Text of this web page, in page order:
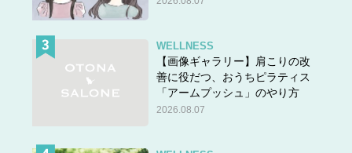
WELLNESS
【画像ギャラリー】肩こりの改
善に役だつ、おうちピラティス
「アームプッシュ」のやり方
2026.08.07